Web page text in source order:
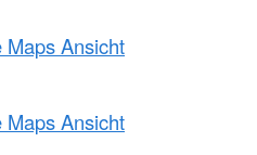
Maps Ansicht
Maps Ansicht